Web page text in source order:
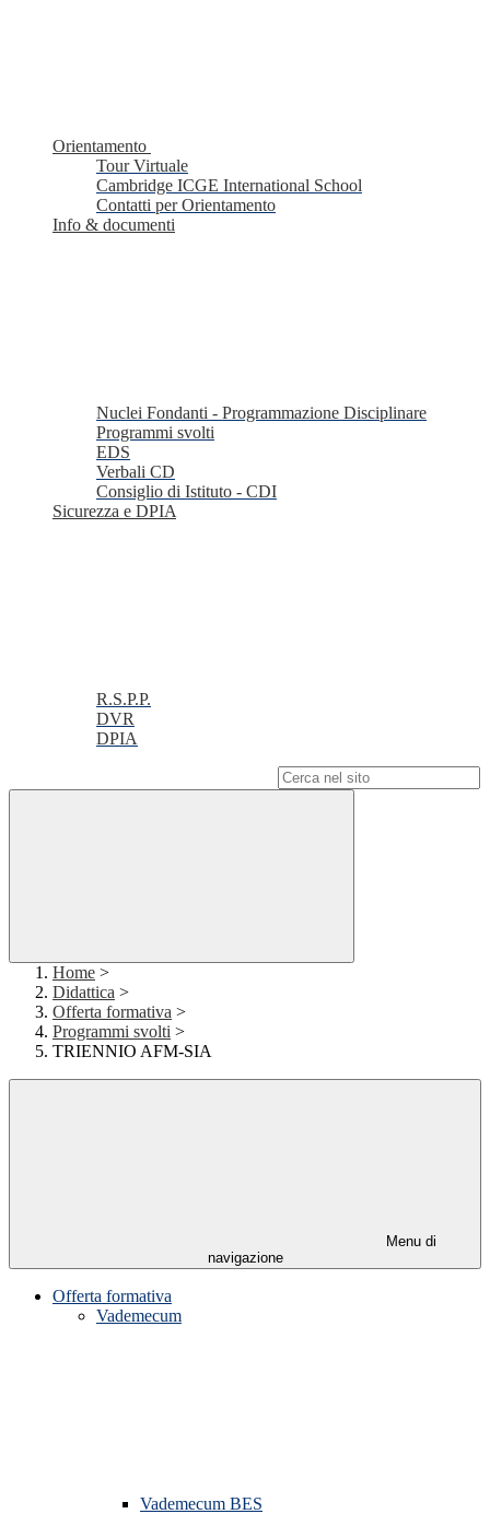
Orientamento
Tour Virtuale
Cambridge ICGE International School
Contatti per Orientamento
Info & documenti
Nuclei Fondanti - Programmazione Disciplinare
Programmi svolti
EDS
Verbali CD
Consiglio di Istituto - CDI
Sicurezza e DPIA
R.S.P.P.
DVR
DPIA
Home >
Didattica >
Offerta formativa >
Programmi svolti >
TRIENNIO AFM-SIA
Menu di
navigazione
Offerta formativa
Vademecum
Vademecum BES